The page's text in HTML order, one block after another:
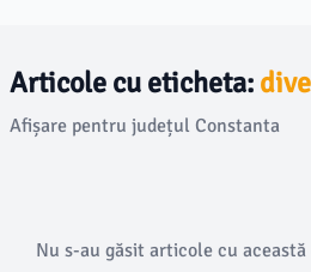
Articole cu eticheta:
Afișare pentru județul Constanta
Nu s-au găsit articole cu